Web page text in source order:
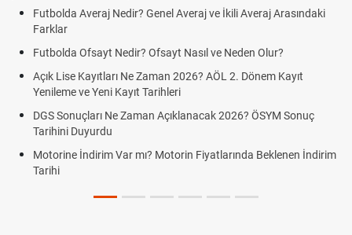
Futbolda Averaj Nedir? Genel Averaj ve İkili Averaj Arasındaki
Farklar
Futbolda Ofsayt Nedir? Ofsayt Nasıl ve Neden Olur?
Açık Lise Kayıtları Ne Zaman 2026? AÖL 2. Dönem Kayıt
Yenileme ve Yeni Kayıt Tarihleri
DGS Sonuçları Ne Zaman Açıklanacak 2026? ÖSYM Sonuç
Tarihini Duyurdu
Motorine İndirim Var mı? Motorin Fiyatlarında Beklenen İndirim
Tarihi